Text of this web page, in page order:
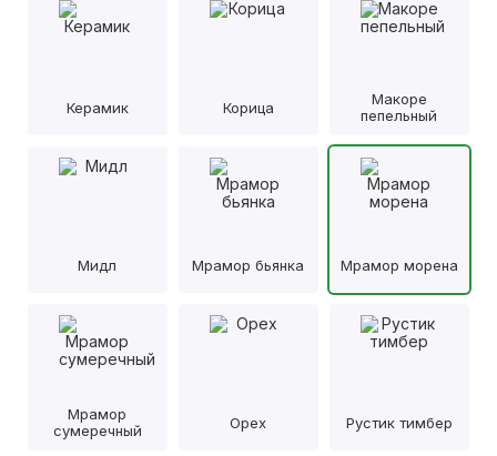
Керамик Корица
Макоре
пепельный
Мидл Мрамор бьянка Мрамор морена
Мрамор
сумеречный
Орех Рустик тимбер